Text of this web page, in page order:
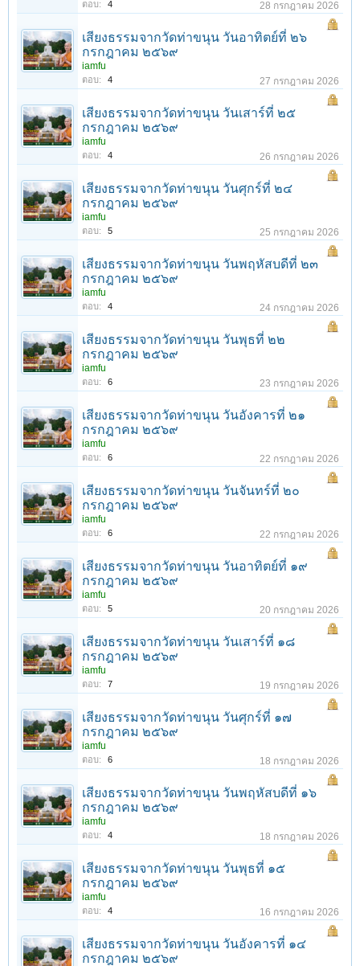
ตอบ: 4 28 กรกฎาคม 2026
เสียงธรรมจากวัดท่าขนุน วันอาทิตย์ที่ ๒๖
กรกฎาคม ๒๕๖๙
iamfu
ตอบ: 4 27 กรกฎาคม 2026
เสียงธรรมจากวัดท่าขนุน วันเสาร์ที่ ๒๕
กรกฎาคม ๒๕๖๙
iamfu
ตอบ: 4 26 กรกฎาคม 2026
เสียงธรรมจากวัดท่าขนุน วันศุกร์ที่ ๒๔
กรกฎาคม ๒๕๖๙
iamfu
ตอบ: 5 25 กรกฎาคม 2026
เสียงธรรมจากวัดท่าขนุน วันพฤหัสบดีที่ ๒๓
กรกฎาคม ๒๕๖๙
iamfu
ตอบ: 4 24 กรกฎาคม 2026
เสียงธรรมจากวัดท่าขนุน วันพุธที่ ๒๒
กรกฎาคม ๒๕๖๙
iamfu
ตอบ: 6 23 กรกฎาคม 2026
เสียงธรรมจากวัดท่าขนุน วันอังคารที่ ๒๑
กรกฎาคม ๒๕๖๙
iamfu
ตอบ: 6 22 กรกฎาคม 2026
เสียงธรรมจากวัดท่าขนุน วันจันทร์ที่ ๒๐
กรกฎาคม ๒๕๖๙
iamfu
ตอบ: 6 22 กรกฎาคม 2026
เสียงธรรมจากวัดท่าขนุน วันอาทิตย์ที่ ๑๙
กรกฎาคม ๒๕๖๙
iamfu
ตอบ: 5 20 กรกฎาคม 2026
เสียงธรรมจากวัดท่าขนุน วันเสาร์ที่ ๑๘
กรกฎาคม ๒๕๖๙
iamfu
ตอบ: 7 19 กรกฎาคม 2026
เสียงธรรมจากวัดท่าขนุน วันศุกร์ที่ ๑๗
กรกฎาคม ๒๕๖๙
iamfu
ตอบ: 6 18 กรกฎาคม 2026
เสียงธรรมจากวัดท่าขนุน วันพฤหัสบดีที่ ๑๖
กรกฎาคม ๒๕๖๙
iamfu
ตอบ: 4 18 กรกฎาคม 2026
เสียงธรรมจากวัดท่าขนุน วันพุธที่ ๑๕
กรกฎาคม ๒๕๖๙
iamfu
ตอบ: 4 16 กรกฎาคม 2026
เสียงธรรมจากวัดท่าขนุน วันอังคารที่ ๑๔
กรกฎาคม ๒๕๖๙
2 3 4